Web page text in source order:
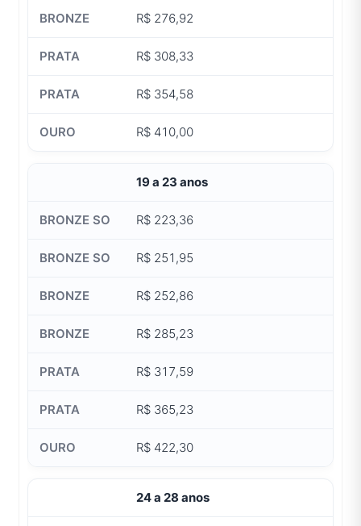
R$ 276,92
R$ 308,33
R$ 354,58
R$ 410,00
19 a 23 anos
R$ 223,36
R$ 251,95
R$ 252,86
R$ 285,23
R$ 317,59
R$ 365,23
R$ 422,30
24 a 28 anos